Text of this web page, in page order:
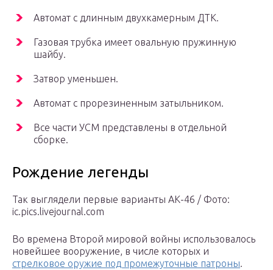
Автомат с длинным двухкамерным ДТК.
Газовая трубка имеет овальную пружинную
шайбу.
Затвор уменьшен.
Автомат с прорезиненным затыльником.
Все части УСМ представлены в отдельной
сборке.
Рождение легенды
Так выглядели первые варианты АК-46 / Фото:
ic.pics.livejournal.com
Во времена Второй мировой войны использовалось
новейшее вооружение, в числе которых и
стрелковое оружие под промежуточные патроны.